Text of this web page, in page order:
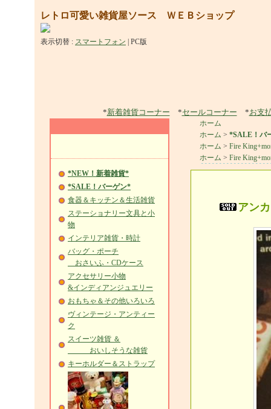
レトロ可愛い雑貨屋ソース ＷＥＢショップ
表示切替 : スマートフォン PC版
*新着雑貨コーナー *セールコーナー *お支
*NEW！新着雑貨*
*SALE！バーゲン*
食器＆キッチン＆生活雑貨
ステーショナリー文具と小
物
インテリア雑貨・時計
バッグ・ポーチ
おさいふ・CDケース
アクセサリー小物
&インディアンジュエリー
おもちゃ＆その他いろいろ
ヴィンテージ・アンティー
ク
スイーツ雑貨 ＆
おいしそうな雑貨
キーホルダー＆ストラップ
ホーム
ホーム > *SALE！バ
ホーム > Fire
ホーム > Fire
アン